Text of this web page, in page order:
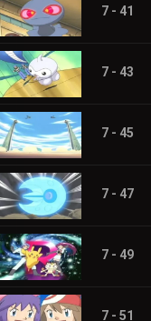
7 - 41
7 - 43
7 - 45
7 - 47
7 - 49
7 - 51